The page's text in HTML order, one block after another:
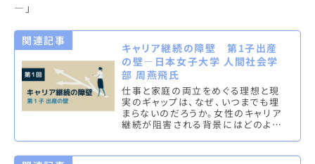
―」
関連記事
キャリア継続の障壁 第1子出産
の壁—日本女子大学 人間社会学
部 周燕飛氏
仕事と家庭の両立をめぐる理想と現
実のギャップは、なぜ、いつまでも埋
まらないのだろうか。女性のキャリア
継続が阻害される背景にはどのよう
か…